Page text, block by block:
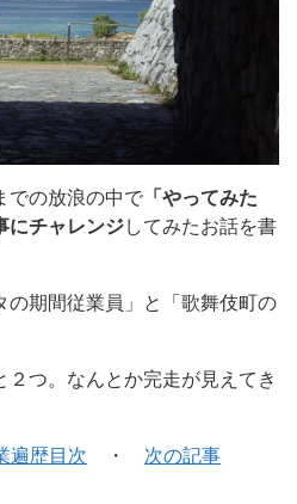
での放浪の中で 「やってみた
にチャレンジしてみたお話を書
の期間従業員」と「歌舞伎町の
２つ。なんとか完走が見えてき
遍歴目次 ・ 次の記事